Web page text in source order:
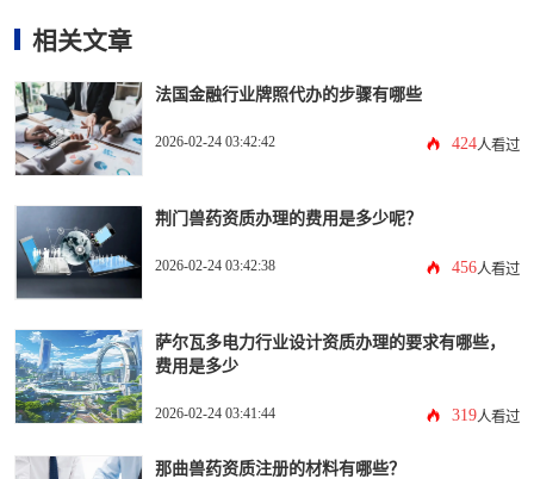
相关文章
法国金融行业牌照代办的步骤有哪些
2026-02-24 03:42:42 424人看过
荆门兽药资质办理的费用是多少呢？
2026-02-24 03:42:38 456人看过
萨尔瓦多电力行业设计资质办理的要求有哪些，
费用是多少
2026-02-24 03:41:44 319人看过
那曲兽药资质注册的材料有哪些？